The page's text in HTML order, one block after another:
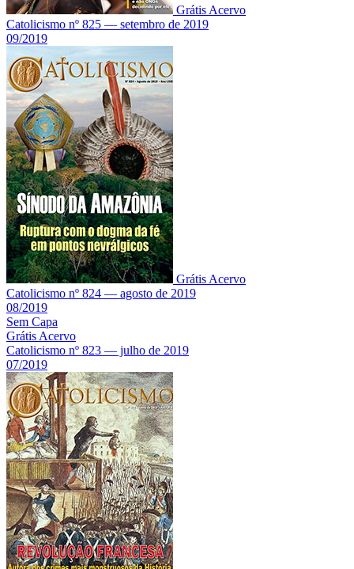
Grátis Acervo
Catolicismo nº 825 — setembro de 2019
09/2019
Grátis Acervo
Catolicismo nº 824 — agosto de 2019
08/2019
Sem Capa
Grátis Acervo
Catolicismo nº 823 — julho de 2019
07/2019